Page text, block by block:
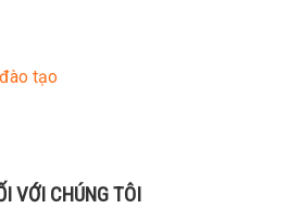
tạo
VỚI CHÚNG TÔI